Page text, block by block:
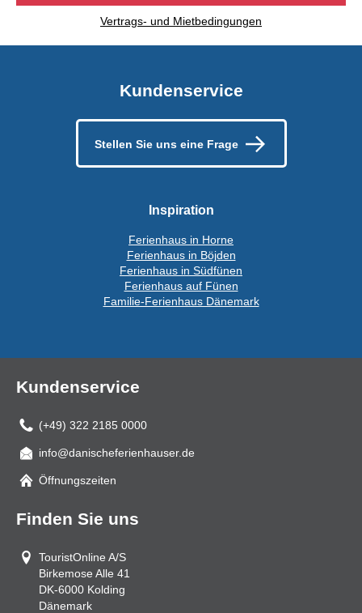
Vertrags- und Mietbedingungen
Kundenservice
Stellen Sie uns eine Frage
Inspiration
Ferienhaus in Horne
Ferienhaus in Böjden
Ferienhaus in Südfünen
Ferienhaus auf Fünen
Familie-Ferienhaus Dänemark
Kundenservice
(+49) 322 2185 0000
Mail
info@danischeferienhauser.de
Öffnungszeiten
Finden Sie uns
TouristOnline A/S
Birkemose Alle 41
DK-6000 Kolding
Dänemark